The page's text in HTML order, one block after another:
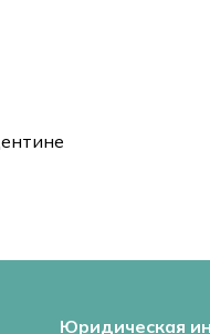
Юридическая